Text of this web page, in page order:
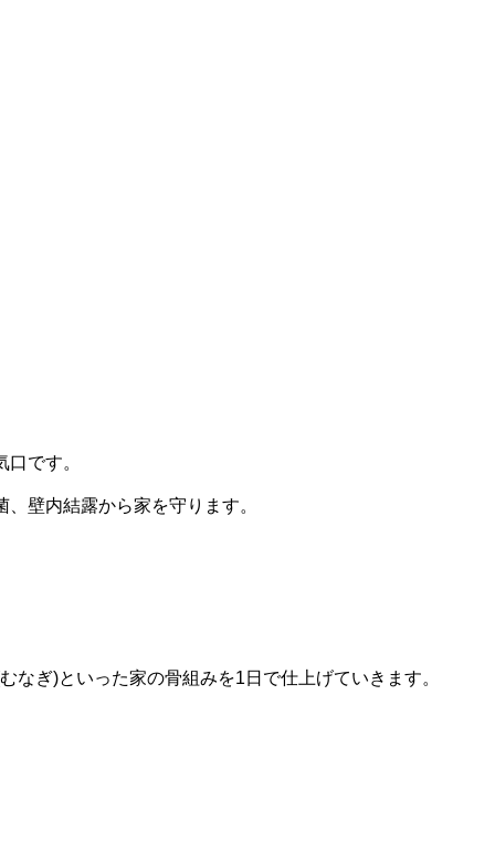
口です。
壁内結露から家を守ります。
なぎ)といった家の骨組みを1日で仕上げていきます。